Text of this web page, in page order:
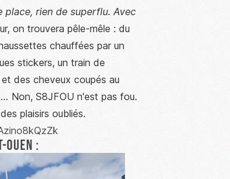
rien de superflu. Avec
on trouvera pêle-mêle : du
chauffées par un
stickers, un train de
des cheveux coupés au
… Non, S8JFOU n'est pas fou.
plaisirs oubliés.
: